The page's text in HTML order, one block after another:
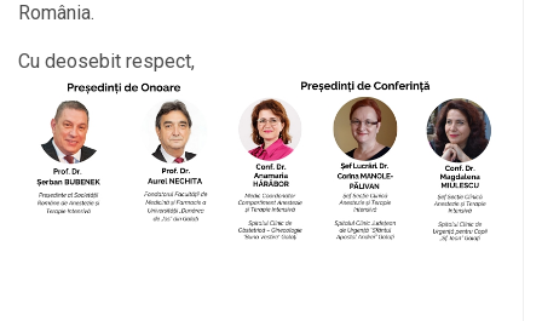
România.
Cu deosebit respect,